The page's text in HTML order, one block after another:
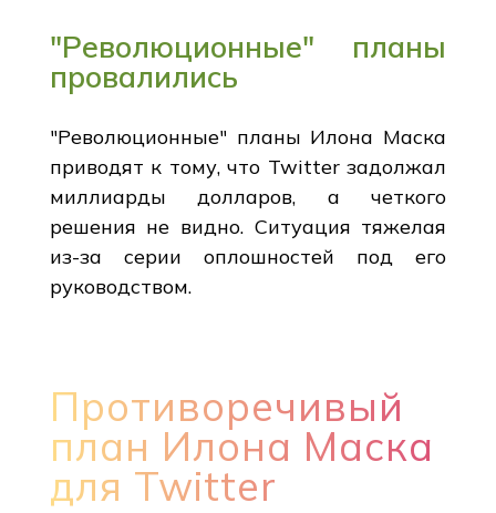
"Революционные" планы
провалились
"Революционные" планы Илона Маска
приводят к тому, что Twitter задолжал
миллиарды долларов, а четкого
решения не видно. Ситуация тяжелая
из-за серии оплошностей под его
руководством.
Противоречивый
план Илона Маска
для Twitter